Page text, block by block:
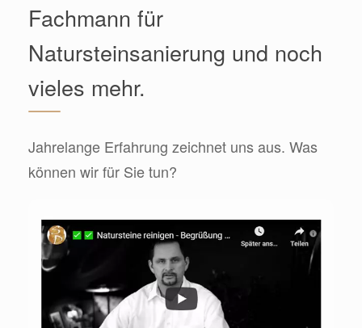
Fachmann für
Natursteinsanierung und noch
vieles mehr.
Jahrelange Erfahrung zeichnet uns aus. Was
können wir für Sie tun?